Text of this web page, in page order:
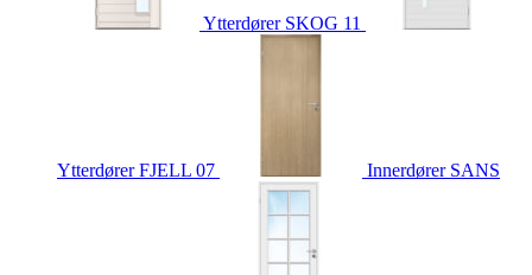
Ytterdører SKOG 11
YtterdørerFJELL 07 Innerdører SANS